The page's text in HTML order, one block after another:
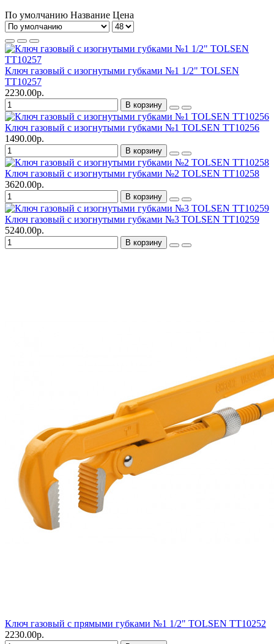
По умолчанию Название Цена
Ключ газовый с изогнутыми губками №1 1/2" TOLSEN
TT10257
2230.00р.
В корзину
Ключ газовый с изогнутыми губками №1 TOLSEN TT10256
1490.00р.
В корзину
Ключ газовый с изогнутыми губками №2 TOLSEN TT10258
3620.00р.
В корзину
Ключ газовый с изогнутыми губками №3 TOLSEN TT10259
5240.00р.
В корзину
Ключ газовый с прямыми губками №1 1/2" TOLSEN TT10252
2230.00р.